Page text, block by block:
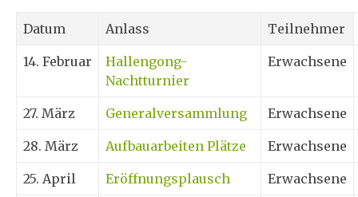
Datum Anlass Teilnehmer
14. Februar
Hallengong-
Nachtturnier
Erwachsene
27. März Generalversammlung Erwachsene
28. März Aufbauarbeiten Plätze Erwachsene
25. April Eröffnungsplausch Erwachsene